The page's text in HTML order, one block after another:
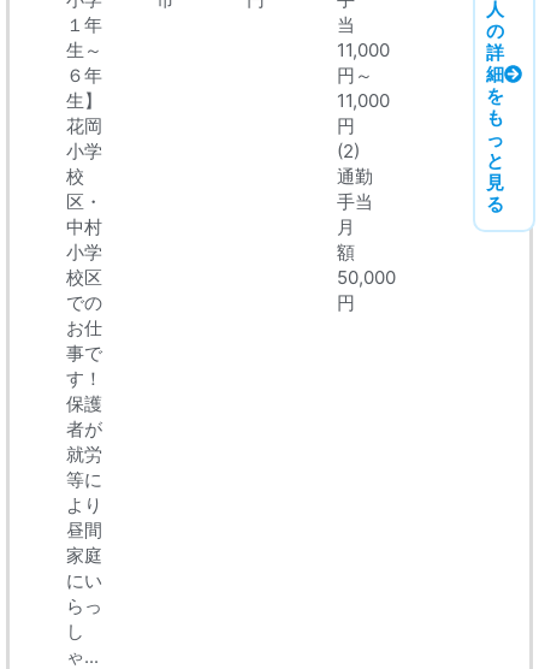
１年
生～
６年
生】
花岡
小学
校
区・
中村
小学
校区
での
お仕
事で
す！
保護
者が
就労
等に
より
昼間
家庭
にい
らっ
し
ゃ...
当
11,000
円～
11,000
円
(2)
通勤
手当
月
額
50,000
円
人
の
詳
細
を
も
っ
と
見
る